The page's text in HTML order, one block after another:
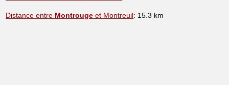
Distance entre Montrouge et Montreuil: 15.3 km